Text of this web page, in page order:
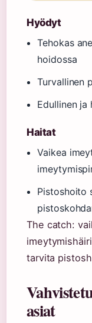
Hyödyt
Tehokas
hoidossa
Turvallinen
Edullinen ja
Haitat
Vaikea
Pistoshoito
The catch:
tarvita
asiat